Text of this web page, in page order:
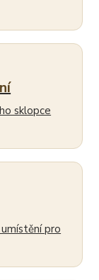
sklopce
pro